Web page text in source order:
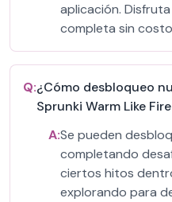
aplicación.
completa sin
Q:¿Cómo desbloqueo
Sprunki Warm Like
A:Se pueden
completando
ciertos hitos
explorando para